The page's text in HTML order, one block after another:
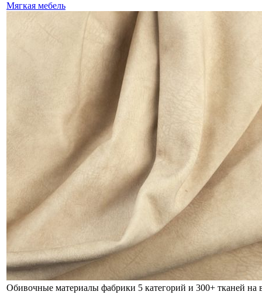
Мягкая мебель
Обивочные материалы фабрики 5 категорий и 300+ тканей на